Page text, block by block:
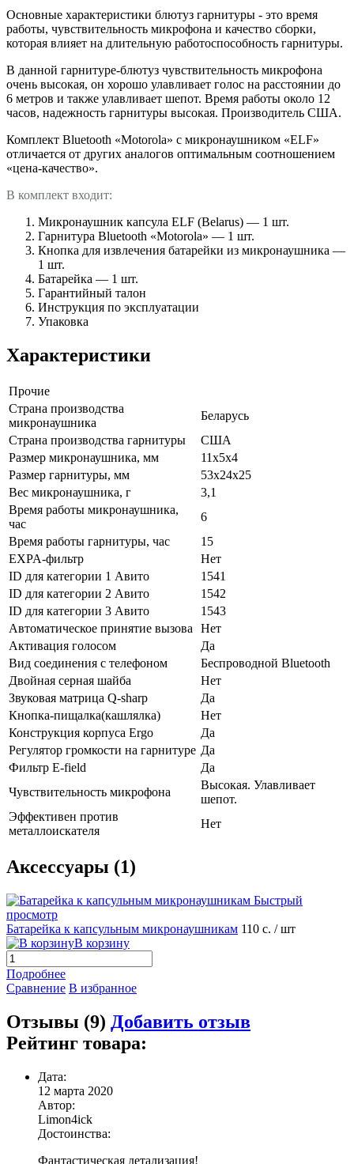
Основные характеристики блютуз гарнитуры - это время
работы, чувствительность микрофона и качество сборки,
которая влияет на длительную работоспособность гарнитуры.
В данной гарнитуре-блютуз чувствительность микрофона
очень высокая, он хорошо улавливает голос на расстоянии до
6 метров и также улавливает шепот. Время работы около 12
часов, надежность гарнитуры высокая. Производитель США.
Комплект Bluetooth «Motorola» с микронаушником «ELF»
отличается от других аналогов оптимальным соотношением
«цена-качество».
В комплект входит:
Микронаушник капсула ELF (Belarus) — 1 шт.
Гарнитура Bluetooth «Motorola» — 1 шт.
Кнопка для извлечения батарейки из микронаушника —
1 шт.
Батарейка — 1 шт.
Гарантийный талон
Инструкция по эксплуатации
Упаковка
Характеристики
Прочие
Страна производства
микронаушника
Беларусь
Страна производства гарнитуры
США
Размер микронаушника, мм
11х5х4
Размер гарнитуры, мм
53х24х25
Вес микронаушника, г
3,1
Время работы микронаушника,
час
6
Время работы гарнитуры, час
15
EXPA-фильтр
Нет
ID для категории 1 Авито
1541
ID для категории 2 Авито
1542
ID для категории 3 Авито
1543
Автоматическое принятие вызова
Нет
Активация голосом
Да
Вид соединения с телефоном
Беспроводной Bluetooth
Двойная серная шайба
Нет
Звуковая матрица Q-sharp
Да
Кнопка-пищалка(кашлялка)
Нет
Конструкция корпуса Ergo
Да
Регулятор громкости на гарнитуре Да
Фильтр E-field
Да
Чувствительность микрофона
Высокая. Улавливает
шепот.
Эффективен против
металлоискателя
Нет
Аксессуары (1)
Быстрый
просмотр
Батарейка к капсульным микронаушникам 110 с. / шт
В корзину
Подробнее
Сравнение В избранное
Отзывы (9) Добавить отзыв
Рейтинг товара:
Дата:
12 марта 2020
Автор:
Limon4ick
Достоинства:
Фантастическая детализация!